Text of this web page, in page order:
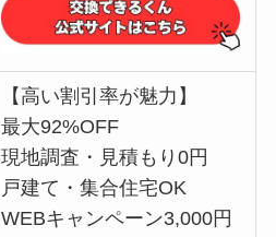
【高い割引率が魅力】
最大92%OFF
現地調査・見積もり0円
戸建て・集合住宅OK
WEBキャンペーン3,000円